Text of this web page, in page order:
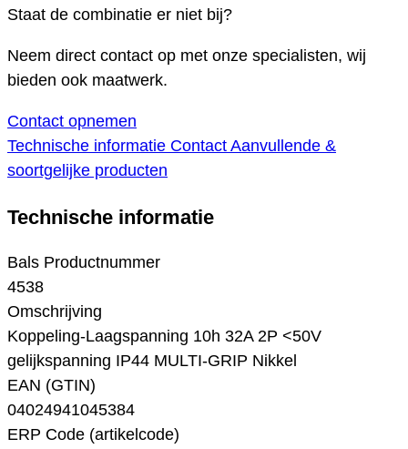
Staat de combinatie er niet bij?
Neem direct contact op met onze specialisten, wij
bieden ook maatwerk.
Contact opnemen
Technische informatie Contact Aanvullende &
soortgelijke producten
Technische informatie
Bals Productnummer
4538
Omschrijving
Koppeling-Laagspanning 10h 32A 2P <50V
gelijkspanning IP44 MULTI-GRIP Nikkel
EAN (GTIN)
04024941045384
ERP Code (artikelcode)